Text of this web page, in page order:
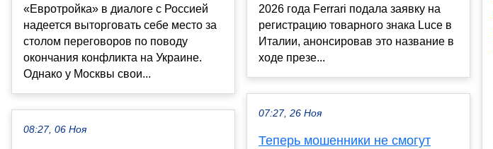
«Евротройка» в диалоге с Россией
надеется выторговать себе место за
столом переговоров по поводу
окончания конфликта на Украине.
Однако у Москвы свои...
08:27, 06 Ноя
2026 года Ferrari подала заявку на
регистрацию товарного знака Luce в
Италии, анонсировав это название в
ходе презе...
07:27, 26 Ноя
Теперь мошенники не смогут